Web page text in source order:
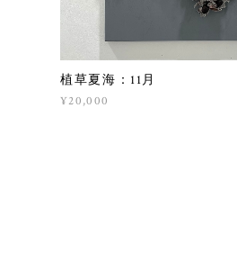
植草夏海：11月
¥20,000